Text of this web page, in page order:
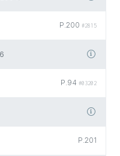
P.200 #2815
P.94 #03202
P.201